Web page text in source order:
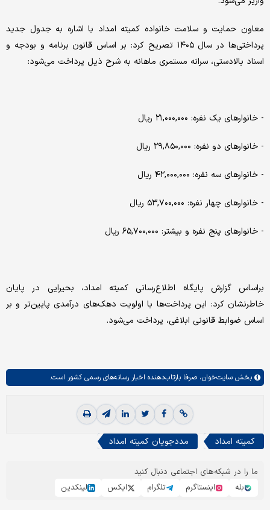
معاون حمایت و سلامت خانواده کمیته امداد با اشاره به جدول جدید
پرداختی‌ها در سال ۱۴۰۵ تصریح کرد: بر اساس قانون برنامه و بودجه و
اسناد بالادستی، سرانه مستمری ماهانه به شرح ذیل پرداخت می‌شود:
- خانوارهای یک نفره: ۲۱,۰۰۰,۰۰۰ ریال
- خانوارهای دو نفره: ۲۹,۸۵۰,۰۰۰ ریال
- خانوارهای سه نفره: ۴۲,۰۰۰,۰۰۰ ریال
- خانوارهای چهار نفره: ۵۳,۷۰۰,۰۰۰ ریال
- خانوارهای پنج نفره و بیشتر: ۶۵,۷۰۰,۰۰۰ ریال
براساس گزارش پایگاه اطلاع‌رسانی کمیته امداد، بحیرایی در پایان
خاطرنشان کرد: این پرداخت‌ها با اولویت دهک‌های درآمدی پایین‌تر و بر
اساس ضوابط قانونی ابلاغی، پرداخت می‌شود.
بخش سایت‌خوان، صرفا بازتاب‌دهنده اخبار رسانه‌های رسمی کشور است.
کمیته امداد مددجویان کمیته امداد
ما را در شبکه‌های اجتماعی دنبال کنید
بله
اینستاگرم تلگرام ایکس لینکدین